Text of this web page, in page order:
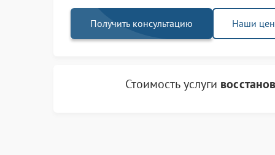
Получить консультацию Наши
Стоимость услуги